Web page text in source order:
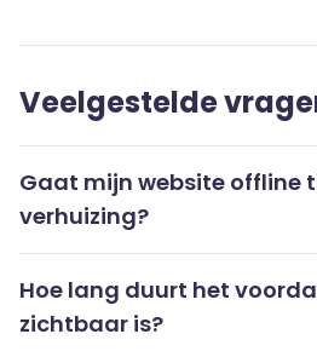
Veelgestelde
Gaat mijn website offline
verhuizing?
Hoe lang duurt het
zichtbaar is?